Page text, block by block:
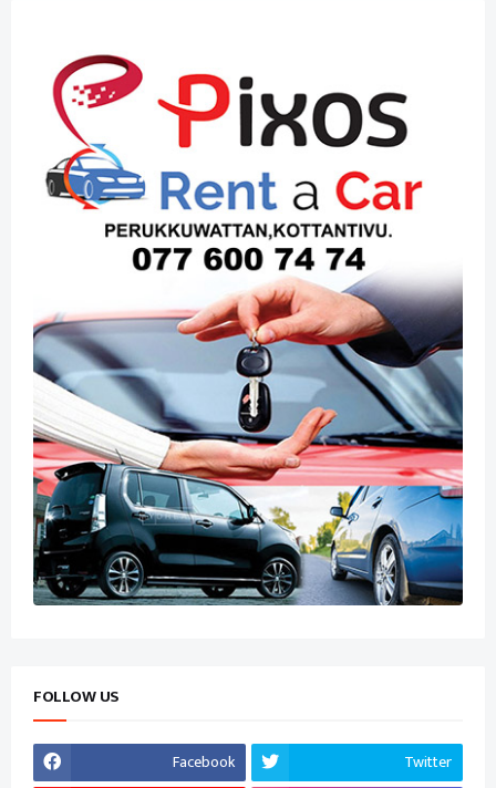
FOLLOW US
Facebook
Twitter